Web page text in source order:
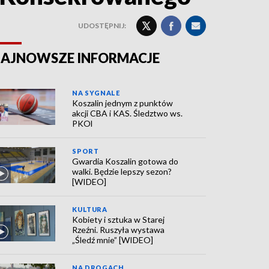
UDOSTĘPNIJ:
INFORMACJE
NA SYGNALE
Koszalin jednym z punktów
akcji CBA i KAS. Śledztwo ws.
PKOl
SPORT
Gwardia Koszalin gotowa do
walki. Będzie lepszy sezon?
[WIDEO]
KULTURA
Kobiety i sztuka w Starej
Rzeźni. Ruszyła wystawa
„Śledź mnie” [WIDEO]